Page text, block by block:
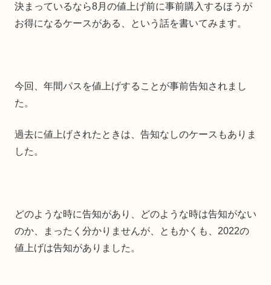
決まっているなら8月の値上げ前に事前購入するほうが
お得になるケースがある、という話を書いてみます。
今回、年間パスを値上げすることが事前告知されまし
た。
過去に値上げされたときは、告知なしのケースもありま
した。
どのような時に告知があり、どのような時は告知がない
のか、まったく分かりませんが、ともかくも、2022の
値上げは告知がありました。